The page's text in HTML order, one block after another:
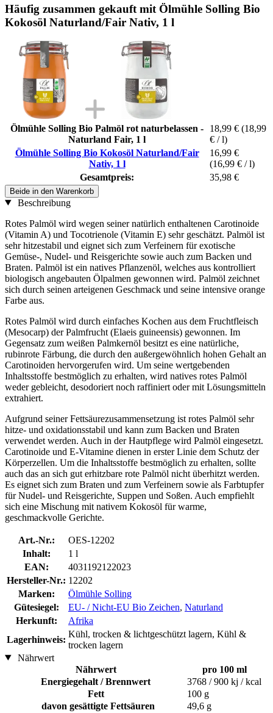
Häufig zusammen gekauft mit Ölmühle Solling Bio
Kokosöl Naturland/Fair Nativ, 1 l
Ölmühle Solling Bio Palmöl rot naturbelassen -
Naturland Fair, 1 l
18,99 € (18,99
€ / l)
Ölmühle Solling Bio Kokosöl Naturland/Fair
Nativ, 1 l
16,99 €
(16,99 € / l)
Gesamtpreis:
35,98 €
Beide in den Warenkorb
Beschreibung
Rotes Palmöl wird wegen seiner natürlich enthaltenen Carotinoide
(Vitamin A) und Tocotrienole (Vitamin E) sehr geschätzt. Palmöl ist
sehr hitzestabil und eignet sich zum Verfeinern für exotische
Gemüse-, Nudel- und Reisgerichte sowie auch zum Backen und
Braten. Palmöl ist ein natives Pflanzenöl, welches aus kontrolliert
biologisch angebauten Ölpalmen gewonnen wird. Palmöl zeichnet
sich durch seinen arteigenen Geschmack und seine intensive orange
Farbe aus.
Rotes Palmöl wird durch einfaches Kochen aus dem Fruchtfleisch
(Mesocarp) der Palmfrucht (Elaeis guineensis) gewonnen. Im
Gegensatz zum weißen Palmkernöl besitzt es eine natürliche,
rubinrote Färbung, die durch den außergewöhnlich hohen Gehalt an
Carotinoiden hervorgerufen wird. Um seine wertgebenden
Inhaltsstoffe bestmöglich zu erhalten, wird natives rotes Palmöl
weder gebleicht, desodoriert noch raffiniert oder mit Lösungsmitteln
extrahiert.
Aufgrund seiner Fettsäurezusammensetzung ist rotes Palmöl sehr
hitze- und oxidationsstabil und kann zum Backen und Braten
verwendet werden. Auch in der Hautpflege wird Palmöl eingesetzt.
Carotinoide und E-Vitamine dienen in erster Linie dem Schutz der
Körperzellen. Um die Inhaltsstoffe bestmöglich zu erhalten, sollte
auch das an sich gut erhitzbare rote Palmöl nicht überhitzt werden.
Es eignet sich zum Braten und zum Verfeinern sowie als Farbtupfer
für Nudel- und Reisgerichte, Suppen und Soßen. Auch empfiehlt
sich eine Mischung mit nativem Kokosöl für warme,
geschmackvolle Gerichte.
Art.-Nr.:
OES-12202
Inhalt:
1 l
EAN:
4031192122023
Hersteller-Nr.: 12202
Marken:
Ölmühle Solling
Gütesiegel:
EU- / Nicht-EU Bio Zeichen, Naturland
Herkunft:
Afrika
Lagerhinweis:
Kühl, trocken & lichtgeschützt lagern, Kühl &
trocken lagern
Nährwert
Nährwert
pro 100 ml
Energiegehalt / Brennwert
3768 / 900 kj / kcal
Fett
100 g
davon gesättigte Fettsäuren
49,6 g